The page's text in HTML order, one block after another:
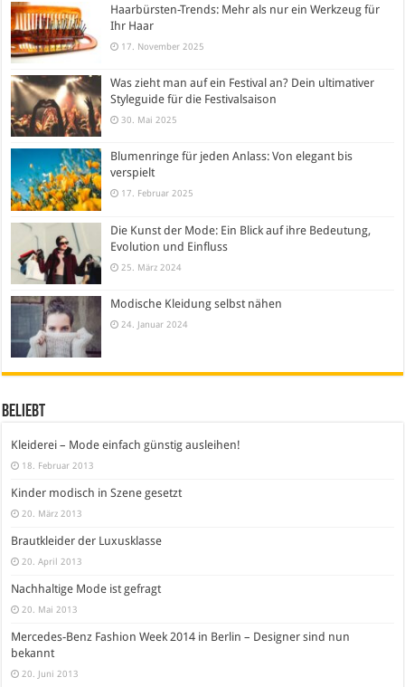
Haarbürsten-Trends: Mehr als nur ein Werkzeug für
Ihr Haar
17. November 2025
Was zieht man auf ein Festival an? Dein ultimativer
Styleguide für die Festivalsaison
30. Mai 2025
Blumenringe für jeden Anlass: Von elegant bis
verspielt
17. Februar 2025
Die Kunst der Mode: Ein Blick auf ihre Bedeutung,
Evolution und Einfluss
25. März 2024
Modische Kleidung selbst nähen
24. Januar 2024
Beliebt
Kleiderei – Mode einfach günstig ausleihen!
18. Februar 2013
Kinder modisch in Szene gesetzt
20. März 2013
Brautkleider der Luxusklasse
20. April 2013
Nachhaltige Mode ist gefragt
20. Mai 2013
Mercedes-Benz Fashion Week 2014 in Berlin – Designer sind nun
bekannt
20. Juni 2013